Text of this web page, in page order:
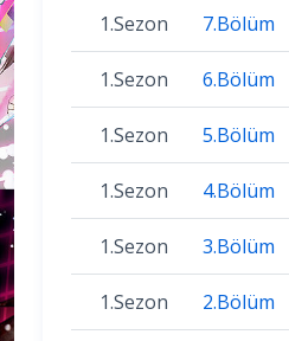
1.Sezon 7.Bölüm
1.Sezon 6.Bölüm
1.Sezon 5.Bölüm
1.Sezon 4.Bölüm
1.Sezon 3.Bölüm
1.Sezon 2.Bölüm